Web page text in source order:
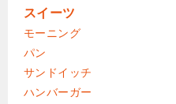
スイーツ
モーニング
パン
サンドイッチ
ハンバーガー